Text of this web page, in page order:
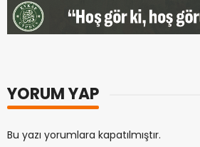
YORUM YAP
Bu yazı yorumlara kapatılmıştır.